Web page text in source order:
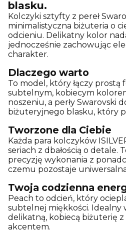
blasku.
Kolczyki sztyfty z pereł
minimalistyczna biżuteria o
odcieniu. Delikatny kolor
jednocześnie zachowując
charakter.
Dlaczego warto
To model, który łączy prostą
subtelnym, kobiecym
noszeniu, a perły Swarovski
biżuteryjnego blasku, który
Tworzone dla Ciebie
Każda para kolczyków
seriach z dbałością o detale.
precyzję wykonania z
czemu pozostaje
Twoja codzienna
Peach to odcień, który
subtelnej miękkości. Idealny
delikatną, kobiecą biżuterię
akcentem.